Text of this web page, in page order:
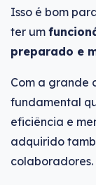
Isso é bom
ter um
preparado e
Com a grande
fundamental
eficiência e
adquirido
colaboradores.